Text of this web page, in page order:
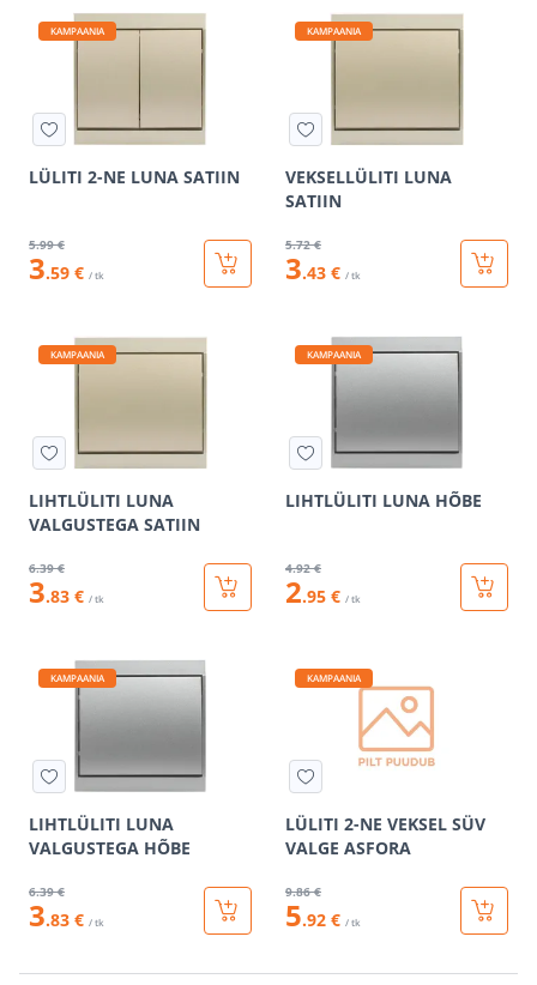
KAMPAANIA
LÜLITI 2-NE LUNA SATIIN
5.99 €
3.59 € / tk
KAMPAANIA
VEKSELLÜLITI LUNA
SATIIN
5.72 €
3.43 € / tk
KAMPAANIA
LIHTLÜLITI LUNA
VALGUSTEGA SATIIN
6.39 €
3.83 € / tk
KAMPAANIA
LIHTLÜLITI LUNA HÕBE
4.92 €
2.95 € / tk
KAMPAANIA
LIHTLÜLITI LUNA
VALGUSTEGA HÕBE
6.39 €
3.83 € / tk
KAMPAANIA
LÜLITI 2-NE VEKSEL SÜV
VALGE ASFORA
9.86 €
5.92 € / tk